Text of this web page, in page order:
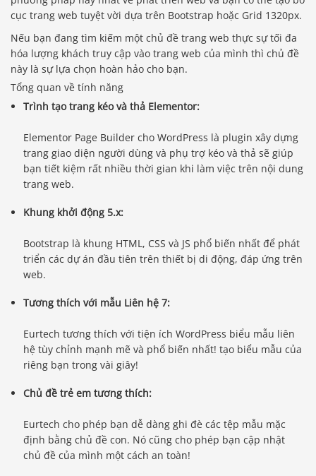
cục trang web tuyệt vời dựa trên Bootstrap hoặc Grid 1320px.
Nếu bạn đang tìm kiếm một chủ đề trang web thực sự tối đa
hóa lượng khách truy cập vào trang web của mình thì chủ đề
này là sự lựa chọn hoàn hảo cho bạn.
Tổng quan về tính năng
Trình tạo trang kéo và thả Elementor:
Elementor Page Builder cho WordPress là plugin xây dựng
trang giao diện người dùng và phụ trợ kéo và thả sẽ giúp
bạn tiết kiệm rất nhiều thời gian khi làm việc trên nội dung
trang web.
Khung khởi động 5.x:
Bootstrap là khung HTML, CSS và JS phổ biến nhất để phát
triển các dự án đầu tiên trên thiết bị di động, đáp ứng trên
web.
Tương thích với mẫu Liên hệ 7:
Eurtech tương thích với tiện ích WordPress biểu mẫu liên
hệ tùy chỉnh mạnh mẽ và phổ biến nhất! tạo biểu mẫu của
riêng bạn trong vài giây!
Chủ đề trẻ em tương thích:
Eurtech cho phép bạn dễ dàng ghi đè các tệp mẫu mặc
định bằng chủ đề con. Nó cũng cho phép bạn cập nhật
chủ đề của mình một cách an toàn!